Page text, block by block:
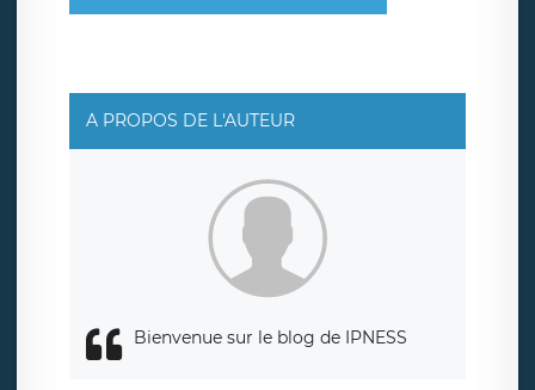
limitation du traitement relatif à vos données à caractère
données. Vous pouvez exercer ces droits auprès du délégué
de traitement est la société LÉGAVOX, sis 9 rue Léopold
Sédar Senghor, joignable à l’adresse mail :
responsabledetraitement@legavox.fr. Vous avez également
le droit d’introduire une réclamation auprès d’une autorité
A PROPOS DE L'AUTEUR
Bienvenue sur le blog de IPNESS